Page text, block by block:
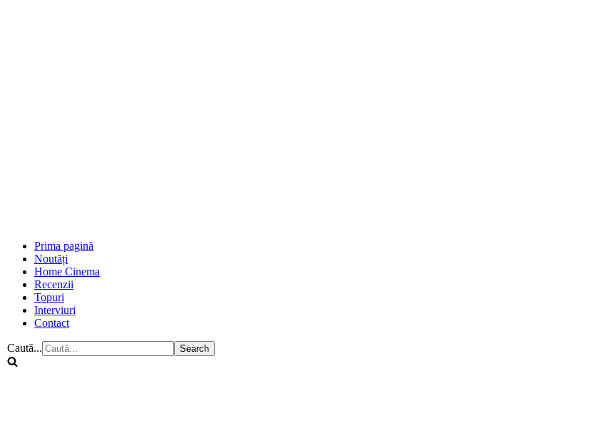
Prima pagină
Noutăți
Home Cinema
Recenzii
Topuri
Interviuri
Contact
Caută...